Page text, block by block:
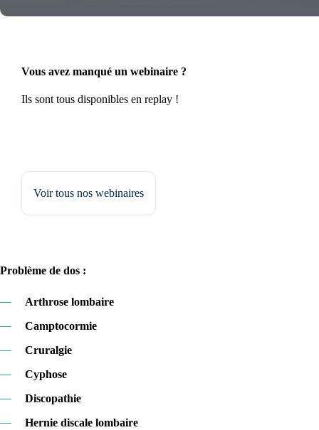
Vous avez manqué un webinaire ?
Ils sont tous disponibles en replay !
Voir tous nos webinaires
Problème de dos :
—
Arthrose lombaire
—
Camptocormie
—
Cruralgie
—
Cyphose
—
Discopathie
—
Hernie discale lombaire